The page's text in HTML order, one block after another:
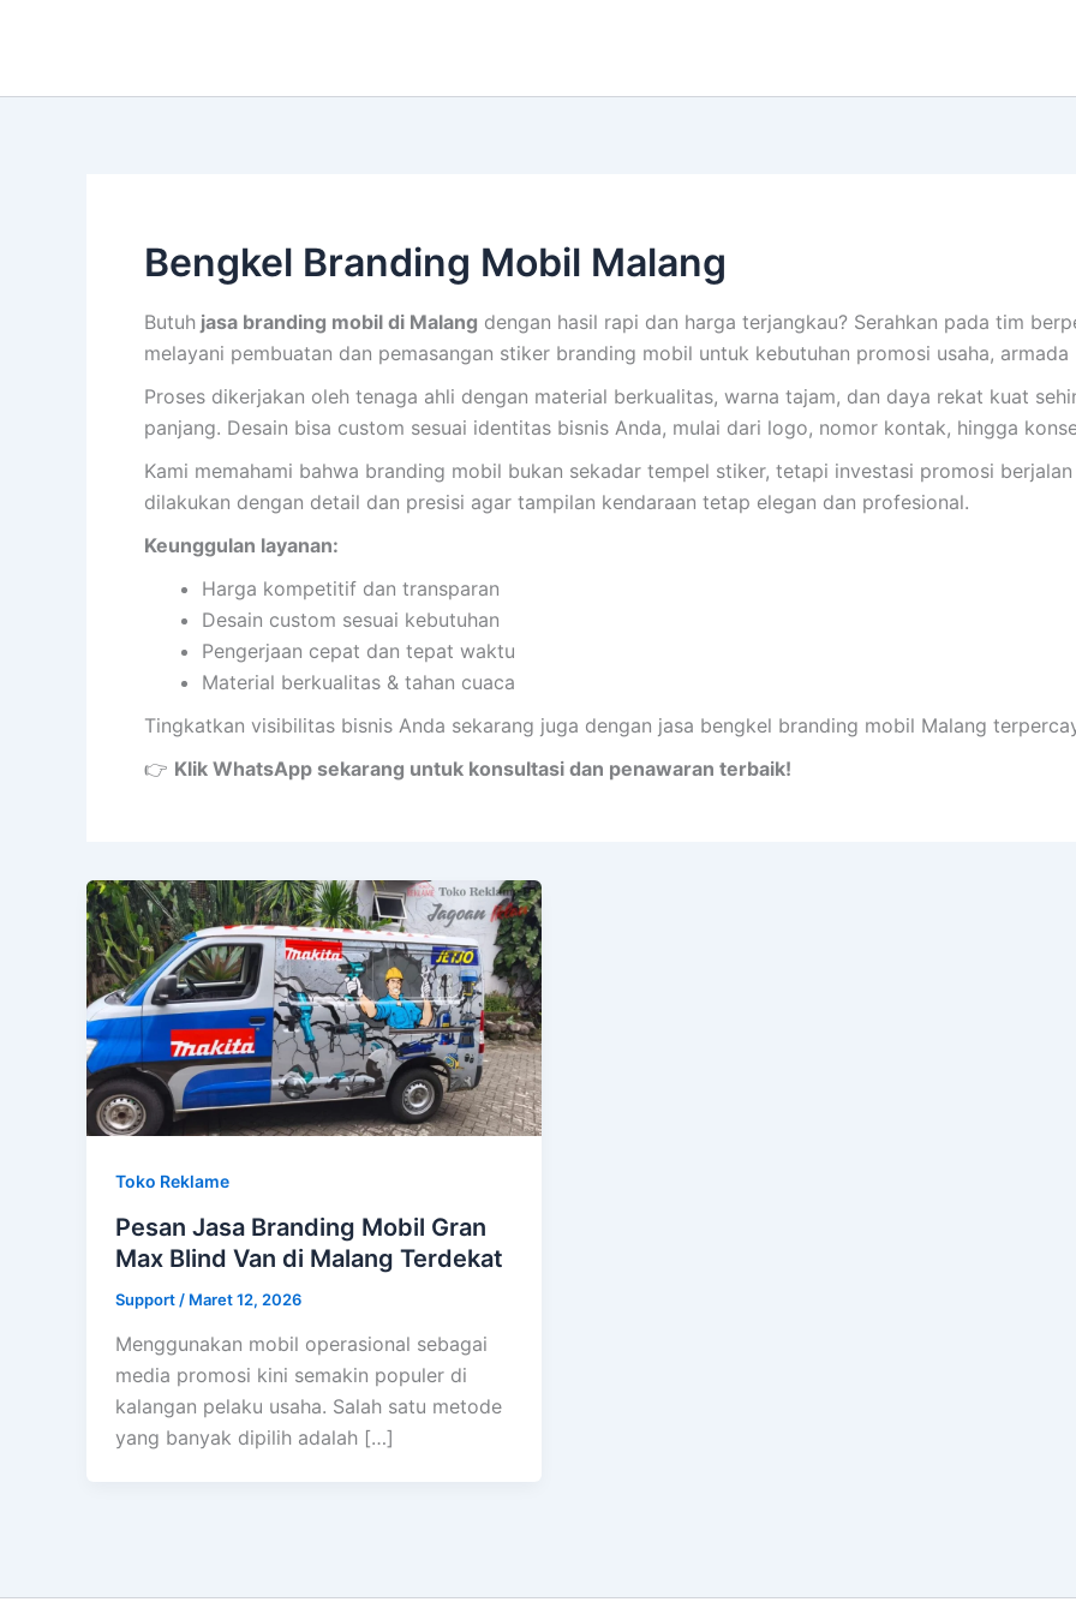
Bengkel Branding Mobil Malang
Butuh jasa branding mobil di Malang dengan hasil rapi dan harga terjangkau? Serahkan pada tim
melayani pembuatan dan pemasangan stiker branding mobil untuk kebutuhan promosi usaha,
Proses dikerjakan oleh tenaga ahli dengan material berkualitas, warna tajam, dan daya rekat kuat
panjang. Desain bisa custom sesuai identitas bisnis Anda, mulai dari logo, nomor kontak, hingga
Kami memahami bahwa branding mobil bukan sekadar tempel stiker, tetapi investasi promosi
dilakukan dengan detail dan presisi agar tampilan kendaraan tetap elegan dan profesional.
Keunggulan layanan:
Harga kompetitif dan transparan
Desain custom sesuai kebutuhan
Pengerjaan cepat dan tepat waktu
Material berkualitas & tahan cuaca
Tingkatkan visibilitas bisnis Anda sekarang juga dengan jasa bengkel branding mobil Malang
👉 Klik WhatsApp sekarang untuk konsultasi dan penawaran terbaik!
Toko Reklame
Pesan Jasa Branding Mobil Gran
Max Blind Van di Malang Terdekat
Support / Maret 12, 2026
Menggunakan mobil operasional sebagai
media promosi kini semakin populer di
kalangan pelaku usaha. Salah satu metode
yang banyak dipilih adalah […]